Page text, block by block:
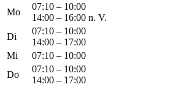
Mo
07:10 – 10:00
14:00 – 16:00 n. V.
Di
07:10 – 10:00
14:00 – 17:00
Mi
07:10 – 10:00
Do
07:10 – 10:00
14:00 – 17:00